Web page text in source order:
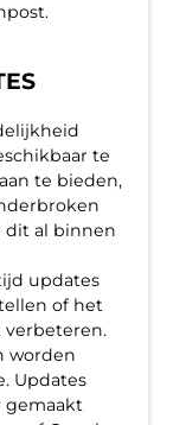
te
te bieden,
dit al binnen
updates
of het
verbeteren.
worden
Updates
gemaakt